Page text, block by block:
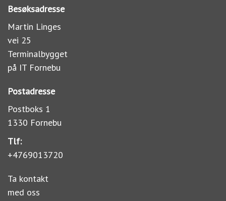
Besøksadresse
Martin Linges
vei 25
Terminalbygget
på IT Fornebu
Postadresse
Postboks 1
1330 Fornebu
Tlf:
+4769013720
Ta kontakt
med oss